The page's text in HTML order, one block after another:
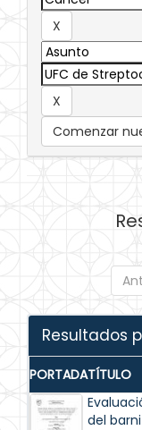
Comenzar
Resultados
PORTADATÍTULO
del